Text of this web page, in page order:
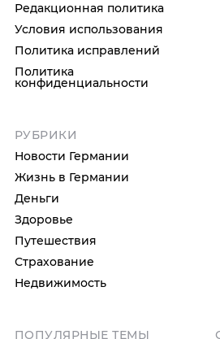
Редакционная политика
Условия использования
Политика исправлений
Политика
конфиденциальности
РУБРИКИ
Новости Германии
Жизнь в Германии
Деньги
Здоровье
Путешествия
Страхование
Недвижимость
ПОПУЛЯРНЫЕ ТЕМЫ